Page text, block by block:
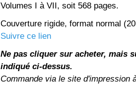
Volumes I à VII, soit 568 pages.
Couverture rigide, format normal
Suivre ce lien
Ne pas cliquer sur acheter, mais
indiqué ci-dessus.
Commande via le site d'impression